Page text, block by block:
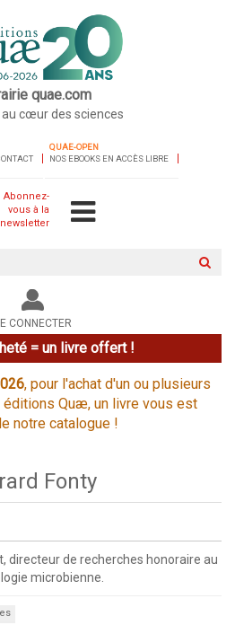
quae.com
au cœur des sciences
QUAE-OPEN
NOS EBOOKS EN ACCÈS LIBRE
Abonnez-
vous à la
newsletter
le
site
CONNECTER
= un livre offert !
, pour l'achat d'un ou plusieurs
Quæ, un livre vous est
notre catalogue !
Fonty
directeur de recherches honoraire au
microbienne.